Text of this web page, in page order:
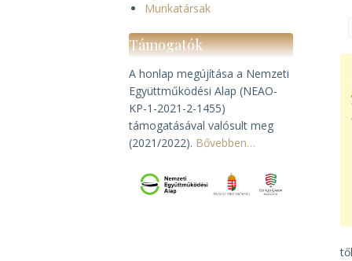
Munkatársak
Támogatók
A honlap megújítása a Nemzeti
Együttműködési Alap (NEAO-
KP-1-2021-2-1455)
támogatásával valósult meg
(2021/2022). Bővebben…